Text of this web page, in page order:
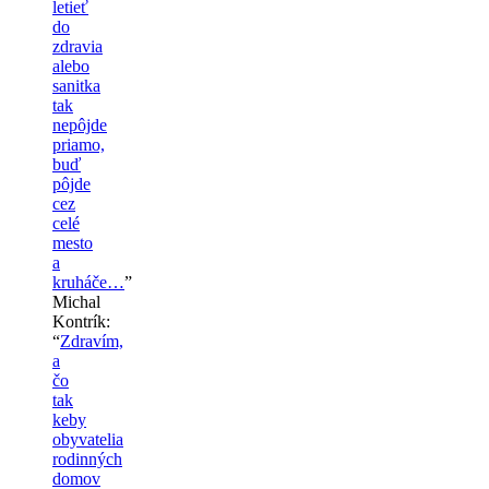
letieť
do
zdravia
alebo
sanitka
tak
nepôjde
priamo,
buď
pôjde
cez
celé
mesto
a
kruháče…”
Michal
Kontrík:
“Zdravím,
a
čo
tak
keby
obyvatelia
rodinných
domov